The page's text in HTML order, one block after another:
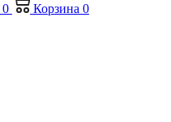
0 Корзина 0